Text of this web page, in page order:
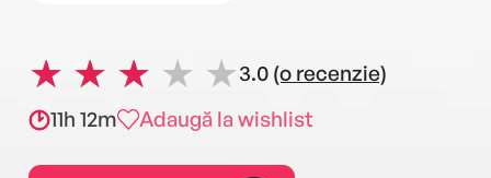
3.0 (o recenzie)
11h 12m
Adaugă la wishlist